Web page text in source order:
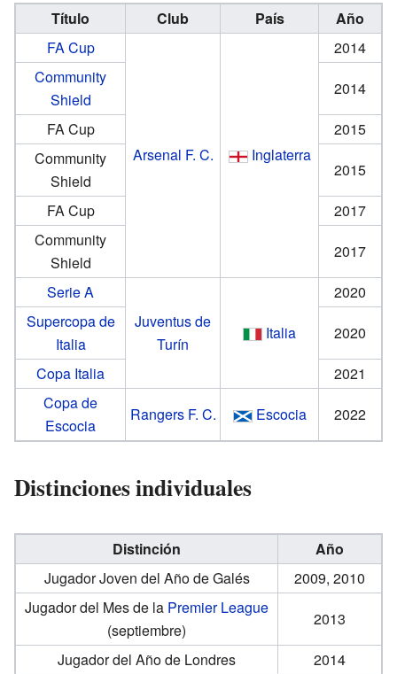
Título Club País
Año
FA Cup
Arsenal F. C. Inglaterra
2014
Community
Shield
2014
FA Cup
2015
Community
Shield
2015
FA Cup
2017
Community
Shield
2017
Serie A
Juventus de
Turín
Italia
2020
Supercopa de
Italia
2020
Copa Italia
2021
Copa de
Escocia
Rangers F. C. Escocia 2022
Distinciones individuales
Distinción
Año
Jugador Joven del Año de Galés
2009, 2010
Jugador del Mes de la Premier League
(septiembre)
2013
Jugador del Año de Londres
2014